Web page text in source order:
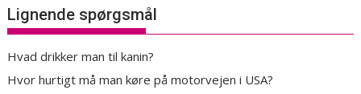
Lignende spørgsmål
Hvad drikker man til kanin?
Hvor hurtigt må man køre på motorvejen i USA?